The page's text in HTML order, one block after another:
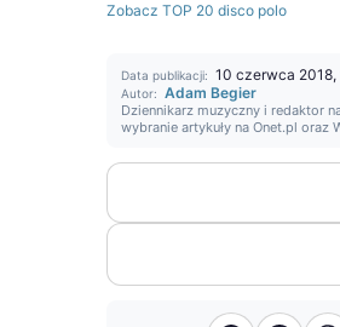
Zobacz TOP 20 disco polo
Data publikacji: 10 czerwca 2018,
Autor: Adam Begier
Dziennikarz muzyczny i redaktor
wybranie artykuły na Onet.pl oraz